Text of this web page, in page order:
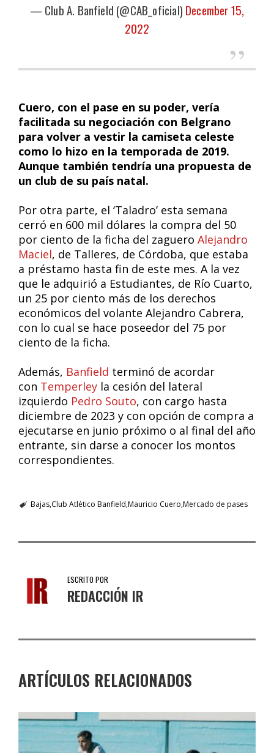
— Club A. Banfield (@CAB_oficial) December 15,
2022
Cuero, con el pase en su poder, vería
facilitada su negociación con Belgrano
para volver a vestir la camiseta celeste
como lo hizo en la temporada de 2019.
Aunque también tendría una propuesta de
un club de su país natal.
Por otra parte, el ‘Taladro’ esta semana
cerró en 600 mil dólares la compra del 50
por ciento de la ficha del zaguero Alejandro
Maciel, de Talleres, de Córdoba, que estaba
a préstamo hasta fin de este mes. A la vez
que le adquirió a Estudiantes, de Río Cuarto,
un 25 por ciento más de los derechos
económicos del volante Alejandro Cabrera,
con lo cual se hace poseedor del 75 por
ciento de la ficha.
Además, Banfield terminó de acordar
con Temperley la cesión del lateral
izquierdo Pedro Souto, con cargo hasta
diciembre de 2023 y con opción de compra a
ejecutarse en junio próximo o al final del año
entrante, sin darse a conocer los montos
correspondientes.
BajasClub Atlético Banfield Mauricio Cuero Mercado de pases
ESCRITO POR
REDACCIÓN IR
ARTÍCULOS RELACIONADOS